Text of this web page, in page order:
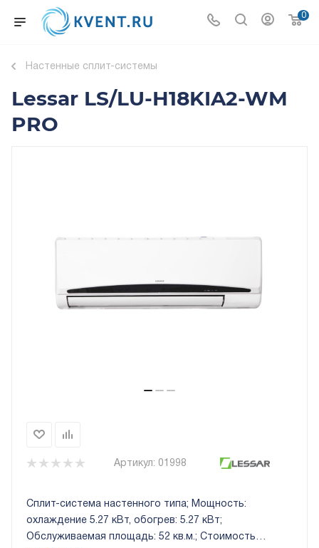
0
Настенные сплит-системы
Lessar LS/LU-H18KIA2-WM
PRO
Артикул: 01998
Сплит-система настенного типа; Мощность:
охлаждение 5.27 кВт, обогрев: 5.27 кВт;
Обслуживаемая площадь: 52 кв.м.; Стоимость